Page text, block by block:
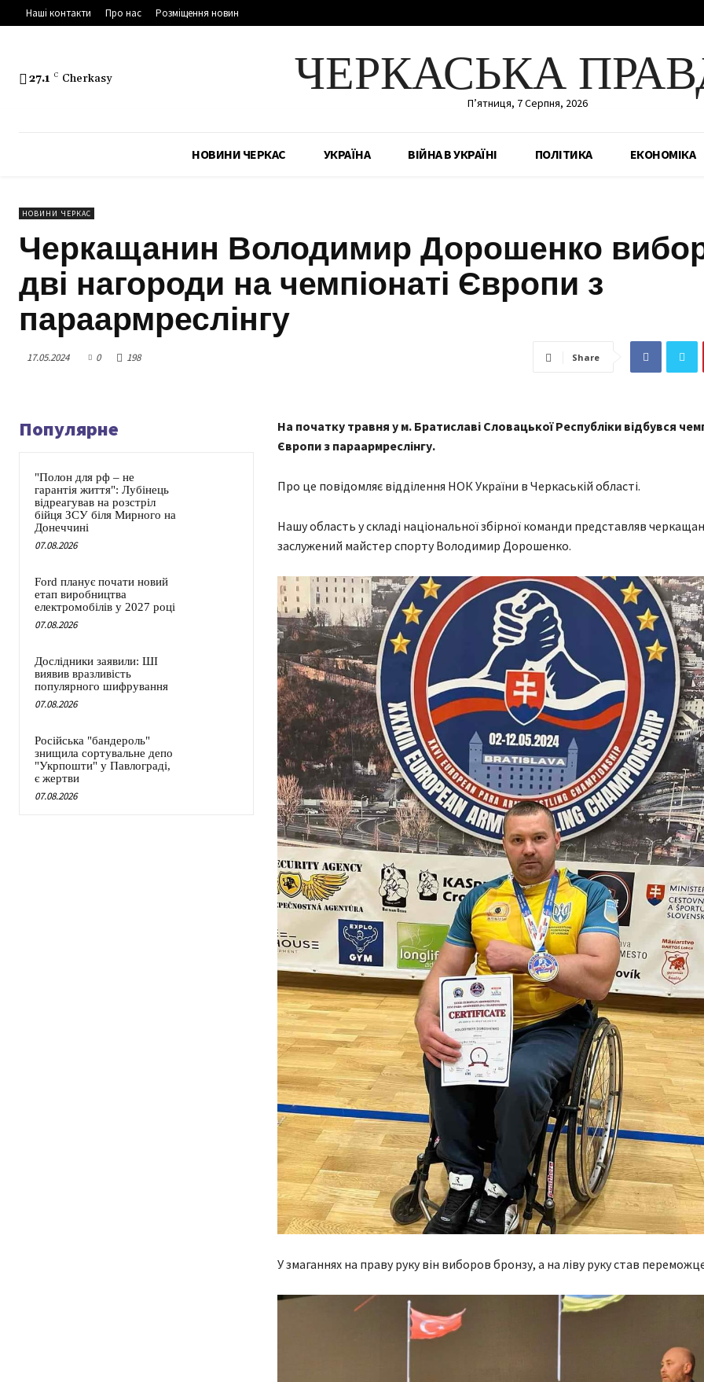
Наші контакти Про нас Розміщення новин
27.1 C Cherkasy ЧЕРКАСЬКА
П’ятниця, 7 Серпня, 2026
НОВИНИ ЧЕРКАС УКРАЇНА ВІЙНА В УКРАЇНІ ПОЛІТИКА ЕКОНОМІКА
НОВИНИ ЧЕРКАС
Черкащанин Володимир Дорошенко
дві нагороди на чемпіонаті Європи з
параармреслінгу
17.05.2024 0 198 Share
Популярне
"Полон для рф – не
гарантія життя": Лубінець
відреагував на розстріл
бійця ЗСУ біля Мирного на
Донеччині
07.08.2026
Ford планує почати новий
етап виробництва
електромобілів у 2027 році
07.08.2026
Дослідники заявили: ШІ
виявив вразливість
популярного шифрування
07.08.2026
Російська "бандероль"
знищила сортувальне депо
"Укрпошти" у Павлограді,
є жертви
07.08.2026
На початку травня у м. Братиславі Словацької Республіки відбувся
Європи з параармреслінгу.
Про це повідомляє відділення НОК України в Черкаській області.
Нашу область у складі національної збірної команди представляв
заслужений майстер спорту Володимир Дорошенко.
У змаганнях на праву руку він виборов бронзу, а на ліву руку став